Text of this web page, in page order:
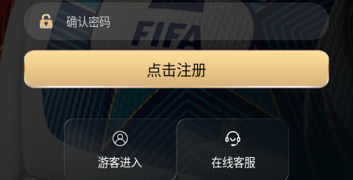
点击注册
游客进入 在线客服